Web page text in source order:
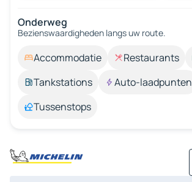
Onderweg
Bezienswaardigheden langs uw route.
Accommodatie Restaurants
Tankstations
Auto-laadpunten
Tussenstops